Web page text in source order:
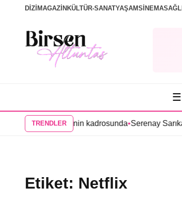
DİZİ MAGAZİN KÜLTÜR-SANATYAŞAMSİNEMA
☰
TRENDLER
Sevda” dizisinin kadrosunda•Serenay
Etiket: Netflix